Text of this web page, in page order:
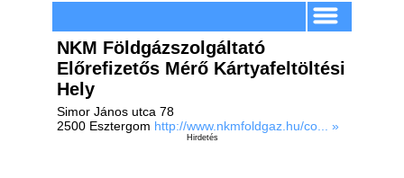
NKM Földgázszolgáltató
Előrefizetős Mérő Kártyafeltöltési
Hely
Simor János utca 78
2500 Esztergom http://www.nkmfoldgaz.hu/co... »
Hirdetés